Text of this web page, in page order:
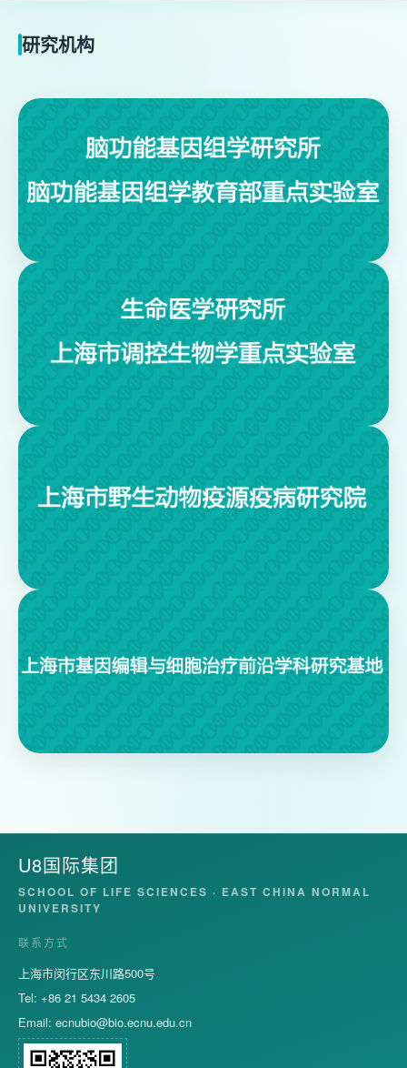
研究机构
U8国际集团
SCHOOL OF LIFE SCIENCES · EAST CHINA NORMAL
UNIVERSITY
联系方式
上海市闵行区东川路500号
Tel: +86 21 5434 2605
Email: ecnubio@bio.ecnu.edu.cn